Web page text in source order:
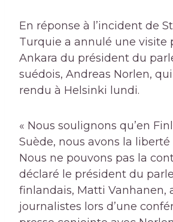
En réponse à l’incident de
Turquie a annulé une visite
Ankara du président du
suédois, Andreas Norlen,
rendu à Helsinki lundi.
« Nous soulignons qu’en
Suède, nous avons la liberté
Nous ne pouvons pas la
déclaré le président du
finlandais, Matti Vanhanen,
journalistes lors d’une